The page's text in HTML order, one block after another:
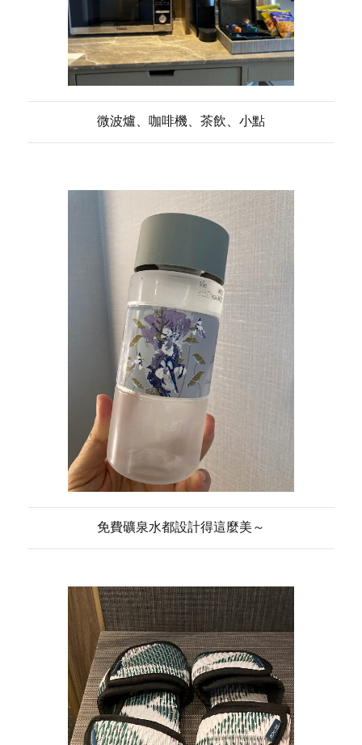
微波爐、咖啡機、茶飲、小點
免費礦泉水都設計得這麼美～